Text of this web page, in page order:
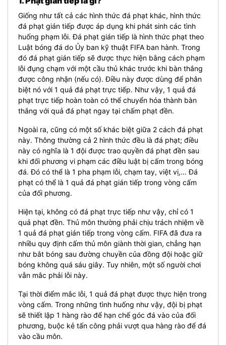
Giống như tất cả các hình thức đá phạt khác, hình thức
đá phạt gián tiếp được áp dụng khi phát sinh các tình
huống phạm lỗi. Đá phạt gián tiếp là hình thức phạt theo
Luật bóng đá do Ủy ban kỹ thuật FIFA ban hành. Trong
đó đá phạt gián tiếp sẽ được thực hiện bằng cách phạm
lỗi đụng chạm với một cầu thủ khác trước khi bàn thắng
được công nhận (nếu có). Điều này được dùng để phân
biệt nó với 1 quả đá phạt trực tiếp. Như vậy, 1 quả đá
phạt trực tiếp hoàn toàn có thể chuyển hóa thành bàn
thắng với quả đá phạt ngay tại chấm phạt đền.
Ngoài ra, cũng có một số khác biệt giữa 2 cách đá phạt
này. Thông thường cả 2 hình thức đều là đá phạt; điều
này có nghĩa là 1 đội được trao quyền đá phạt đền sau
khi đối phương vi phạm các điều luật bị cấm trong bóng
đá. Đó có thể là 1 pha phạm lỗi, chạm tay, việt vị,… Đá
phạt có thể là 1 quả đá phạt gián tiếp trong vòng cấm
của đối phương.
Hiện tại, không có đá phạt trực tiếp như vậy, chỉ có 1
quả phạt đền. Thủ môn thường phải chịu trách nhiệm về
1 quả đá phạt gián tiếp trong vòng cấm. FIFA đã đưa ra
nhiều quy định cấm thủ môn giành thời gian, chẳng hạn
như bắt bóng sau đường chuyền của đồng đội hoặc giữ
bóng không quá sáu giây. Tuy nhiên, một số người chơi
vẫn mắc phải lỗi này.
Tại thời điểm mắc lỗi, 1 quả đá phạt được thực hiện trong
vòng cấm. Trong những tình huống như vậy, đội bị phạt
sẽ thiết lập 1 hàng rào để hạn chế góc đá vào của đối
phương, buộc kẻ tấn công phải vượt qua hàng rào để đá
vào cầu môn.